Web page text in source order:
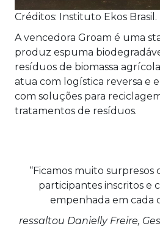
Créditos: Instituto Ekos Brasil.
A vencedora Groam é uma
produz espuma
resíduos de biomassa
atua com logística reversa e
com soluções para
tratamentos de resíduos.
“Ficamos muito
participantes inscritos e
empenhada em cada
ressaltou Danielly Freire,